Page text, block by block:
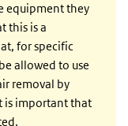
equipment they
this is a
for specific
allowed to use
removal by
is important that